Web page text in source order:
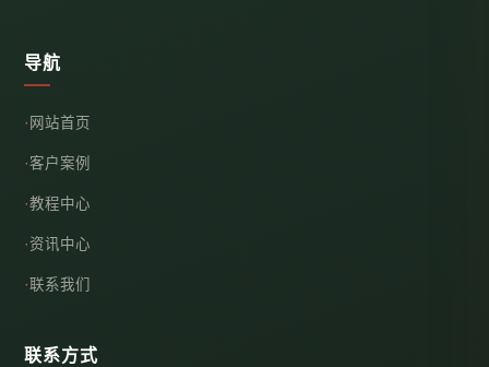
导航
网站首页
客户案例
教程中心
资讯中心
联系我们
联系方式